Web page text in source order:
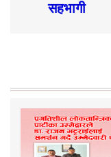
सहभागी